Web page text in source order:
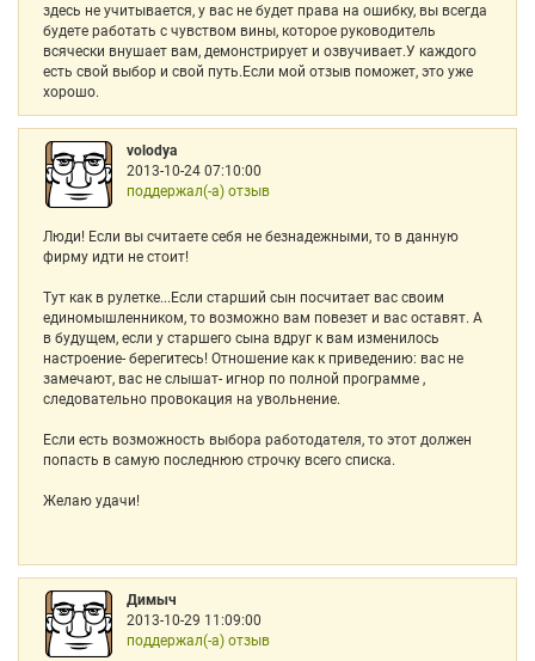
здесь не учитывается, у вас не будет права на ошибку, вы всегда
будете работать с чувством вины, которое руководитель
всячески внушает вам, демонстрирует и озвучивает.У каждого
есть свой выбор и свой путь.Если мой отзыв поможет, это уже
хорошо.
volodya
2013-10-24 07:10:00
поддержал(-а) отзыв
Люди! Если вы считаете себя не безнадежными, то в данную
фирму идти не стоит!
Тут как в рулетке...Если старший сын посчитает вас своим
единомышленником, то возможно вам повезет и вас оставят. А
в будущем, если у старшего сына вдруг к вам изменилось
настроение- берегитесь! Отношение как к приведению: вас не
замечают, вас не слышат- игнор по полной программе ,
следовательно провокация на увольнение.
Если есть возможность выбора работодателя, то этот должен
попасть в самую последнюю строчку всего списка.
Желаю удачи!
Димыч
2013-10-29 11:09:00
поддержал(-а) отзыв